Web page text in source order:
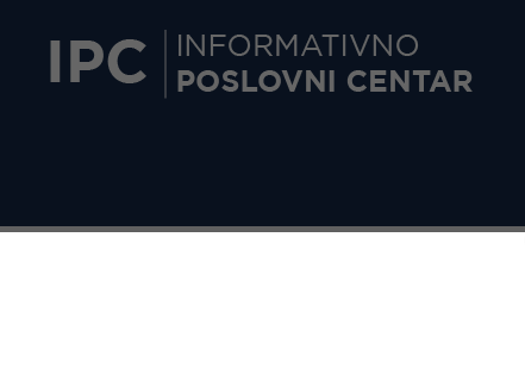
OSNOVICA ZA OBRAČUN DOPRINOSA ZA 2021. GODINU